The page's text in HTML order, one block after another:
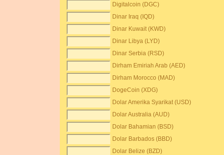
Digitalcoin (DGC)
Dinar Iraq (IQD)
Dinar Kuwait (KWD)
Dinar Libya (LYD)
Dinar Serbia (RSD)
Dirham Emiriah Arab (AED)
Dirham Morocco (MAD)
DogeCoin (XDG)
Dolar Amerika Syarikat (USD)
Dolar Australia (AUD)
Dolar Bahamian (BSD)
Dolar Barbados (BBD)
Dolar Belize (BZD)